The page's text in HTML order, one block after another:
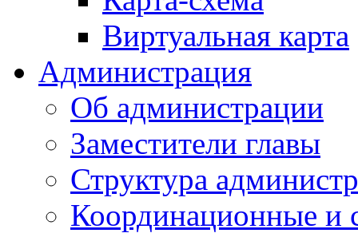
Виртуальная карта
Администрация
Об администрации
Заместители главы
Структура
Координационные и